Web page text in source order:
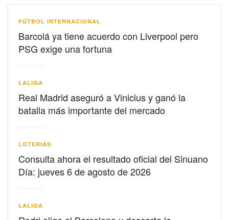
FÚTBOL INTERNACIONAL
Barcolá ya tiene acuerdo con Liverpool pero
PSG exige una fortuna
LALIGA
Real Madrid aseguró a Vinicius y ganó la
batalla más importante del mercado
LOTERIAS
Consulta ahora el resultado oficial del Sinuano
Día: jueves 6 de agosto de 2026
LALIGA